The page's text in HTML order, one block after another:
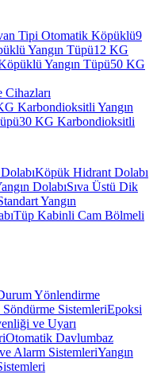
Tipi Otomatik Köpüklü9
Yangın Tüpü12 KG
Yangın Tüpü50 KG
Cihazları
Karbondioksitli Yangın
30 KG Karbondioksitli
Köpük Hidrant Dolabı
DolabıSıva Üstü Dik
Yangın
Tüp Kabinli Cam Bölmeli
Yönlendirme
SistemleriEpoksi
ve Uyarı
Otomatik Davlumbaz
Alarm SistemleriYangın